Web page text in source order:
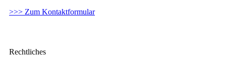
>>> Zum Kontaktformular
Rechtliches